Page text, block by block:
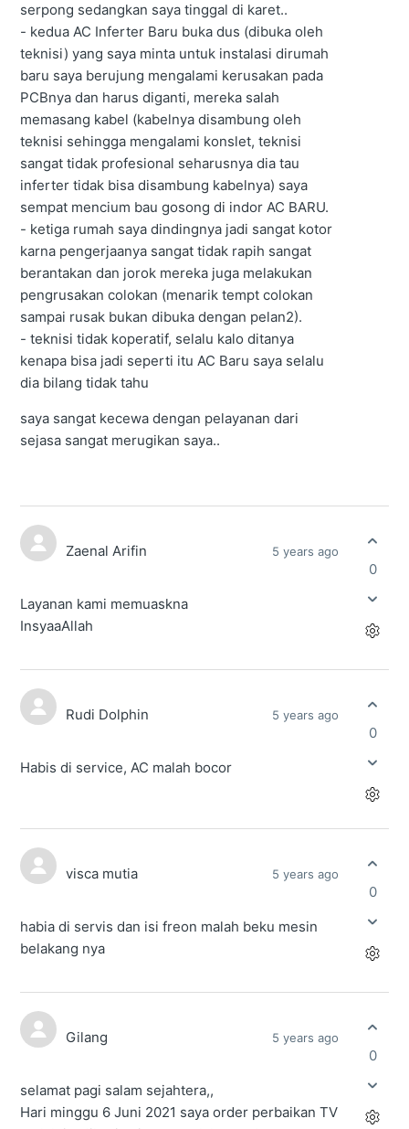
serpong sedangkan saya tinggal di karet..
- kedua AC Inferter Baru buka dus (dibuka oleh
teknisi) yang saya minta untuk instalasi dirumah
baru saya berujung mengalami kerusakan pada
PCBnya dan harus diganti, mereka salah
memasang kabel (kabelnya disambung oleh
teknisi sehingga mengalami konslet, teknisi
sangat tidak profesional seharusnya dia tau
inferter tidak bisa disambung kabelnya) saya
sempat mencium bau gosong di indor AC BARU.
- ketiga rumah saya dindingnya jadi sangat kotor
karna pengerjaanya sangat tidak rapih sangat
berantakan dan jorok mereka juga melakukan
pengrusakan colokan (menarik tempt colokan
sampai rusak bukan dibuka dengan pelan2).
- teknisi tidak koperatif, selalu kalo ditanya
kenapa bisa jadi seperti itu AC Baru saya selalu
dia bilang tidak tahu
saya sangat kecewa dengan pelayanan dari
sejasa sangat merugikan saya..
Zaenal Arifin 5 years ago
Layanan kami memuaskna
InsyaaAllah
0
Rudi Dolphin 5 years ago
Habis di service, AC malah bocor
0
visca mutia 5 years ago
habia di servis dan isi freon malah beku mesin
belakang nya
0
Gilang 5 years ago
selamat pagi salam sejahtera,,
Hari minggu 6 Juni 2021 saya order perbaikan TV
0